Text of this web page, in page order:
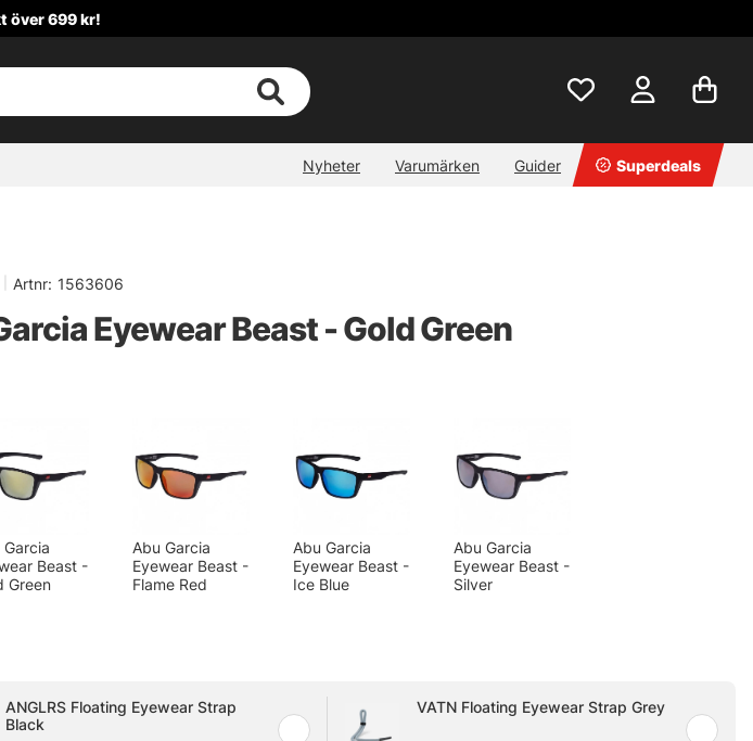
över 699 kr!
Nyheter Varumärken Guider Superdeals
Artnr: 1563606
Eyewear Beast - Gold Green
Garcia
Beast -
Green
Abu Garcia
Eyewear Beast -
Flame Red
Abu Garcia
Eyewear Beast -
Ice Blue
Abu Garcia
Eyewear Beast -
Silver
ANGLRS Floating Eyewear Strap
Black
VATN Floating Eyewear Strap Grey